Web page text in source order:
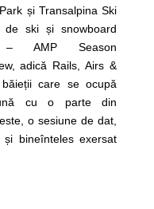
și Transalpina Ski
de ski și snowboard
– AMP Season
adică Rails, Airs &
care se ocupă
cu o parte din
o sesiune de dat,
bineînteles exersat